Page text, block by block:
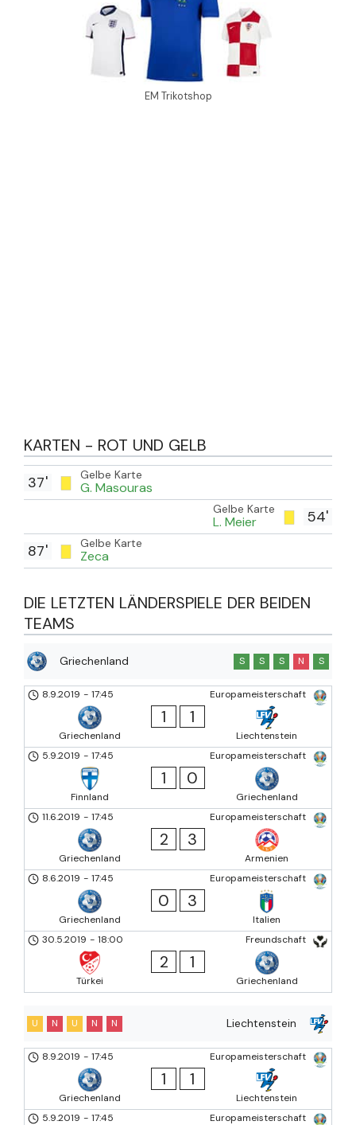
EM Trikotshop
KARTEN - ROT UND GELB
Gelbe Karte
G. Masouras
37'
54'
Gelbe Karte
L. Meier
Gelbe Karte
Zeca
87'
DIE LETZTEN LÄNDERSPIELE DER BEIDEN
TEAMS
Griechenland S S S N S
Europameisterschaft
8.9.2019 - 17:45
Griechenland
1 1
Liechtenstein
Europameisterschaft
5.9.2019 - 17:45
Finnland
1 0
Griechenland
Europameisterschaft
11.6.2019 - 17:45
Griechenland
2 3
Armenien
Europameisterschaft
8.6.2019 - 17:45
Griechenland
0 3
Italien
Freundschaft
30.5.2019 - 18:00
Türkei
2 1
Griechenland
Liechtenstein
U N U N N
Europameisterschaft
8.9.2019 - 17:45
Griechenland
1 1
Liechtenstein
Europameisterschaft
5.9.2019 - 17:45